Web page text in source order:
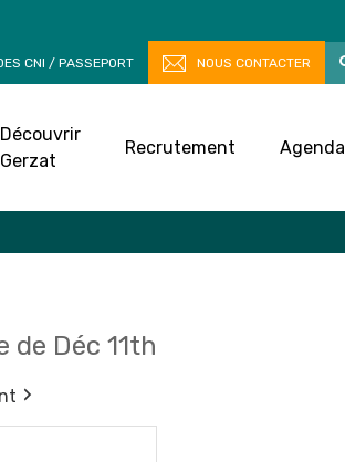
CNI / PASSEPORT NOUS CONTACTER
Découvrir
Gerzat
Recrutement Agenda
de Déc 11th